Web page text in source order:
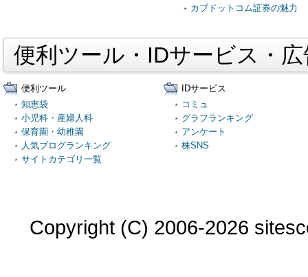
カブドットコム証券の魅力
便利ツール・IDサービス・
便利ツール
知恵袋
小児科・産婦人科
保育園・幼稚園
人気ブログランキング
サイトカテゴリ一覧
IDサービス
コミュ
グラフランキング
アンケート
株SNS
Copyright (C) 2006-2026